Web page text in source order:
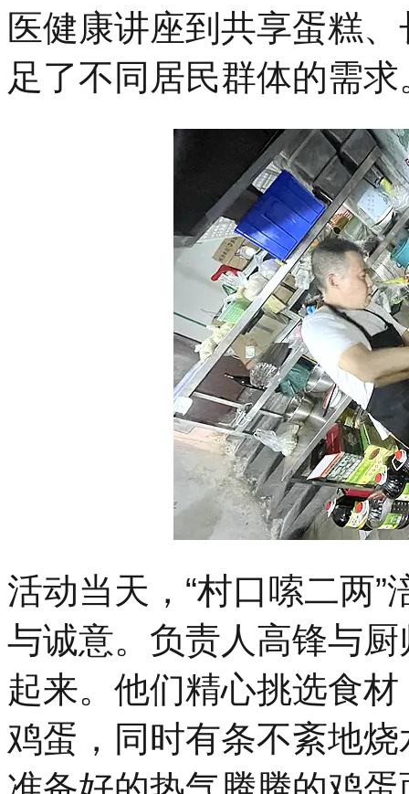
医健康讲座到共享蛋糕
足了不同居民群体的需求
活动当天，“村口嗦二两
与诚意。负责人高锋与
起来。他们精心挑选食
鸡蛋，同时有条不紊地